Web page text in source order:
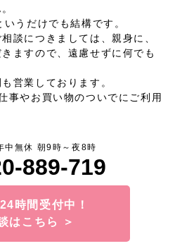
うだけでも結構です。
談につきましては、親身に、
ますので、遠慮せずに何でも
営業しております。
事やお買い物のついでにご利用
中無休 朝9時～夜8時
889-719
時間受付中！
はこちら ＞